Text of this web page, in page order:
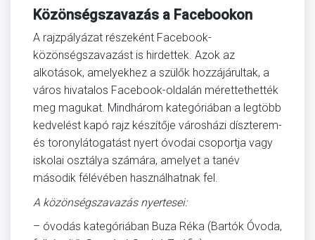
Közönségszavazás a Facebookon
A rajzpályázat részeként Facebook-
közönségszavazást is hirdettek. Azok az
alkotások, amelyekhez a szülők hozzájárultak, a
város hivatalos Facebook-oldalán mérettethették
meg magukat. Mindhárom kategóriában a legtöbb
kedvelést kapó rajz készítője városházi díszterem-
és toronylátogatást nyert óvodai csoportja vagy
iskolai osztálya számára, amelyet a tanév
második félévében használhatnak fel.
A közönségszavazás nyertesei:
– óvodás kategóriában Buza Réka (Bartók Óvoda,